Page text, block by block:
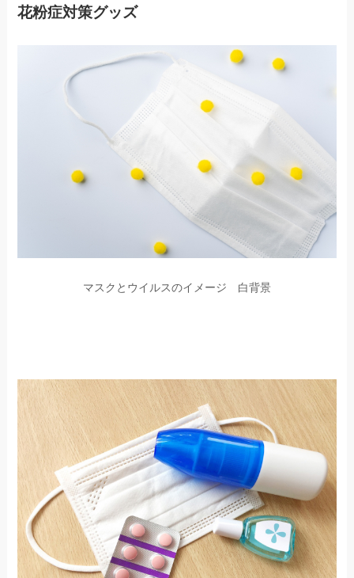
花粉症対策グッズ
マスクとウイルスのイメージ 白背景